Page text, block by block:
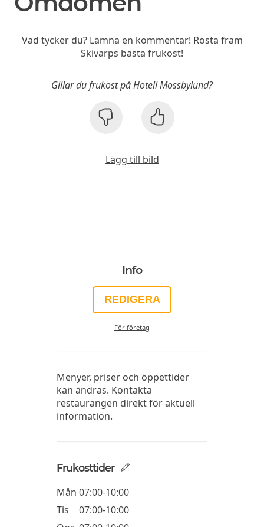
Vad tycker du? Lämna en kommentar! Rösta fram
Skivarps bästa frukost!
Gillar du frukost på Hotell Mossbylund?
Lägg till bild
Info
REDIGERA
För företag
Menyer, priser och öppettider
kan ändras. Kontakta
restaurangen direkt för aktuell
information.
Frukosttider
Mån 07:00-10:00
Tis
07:00-10:00